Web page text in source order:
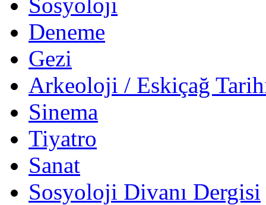
Deneme
Gezi
Arkeoloji / Eskiçağ
Sinema
Tiyatro
Sanat
Sosyoloji Divanı Dergisi